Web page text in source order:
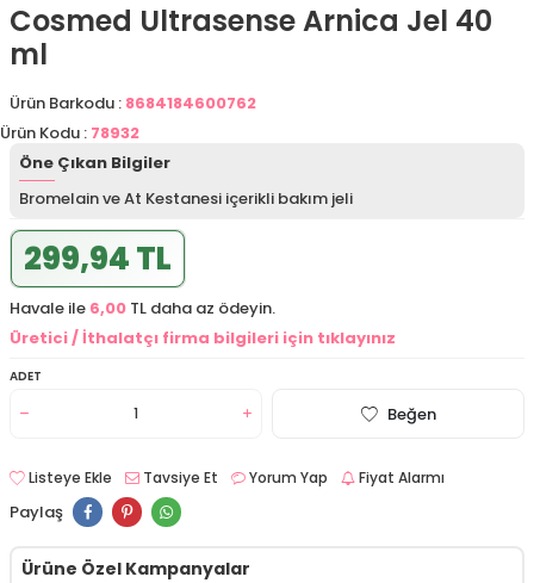
Cosmed Ultrasense Arnica Jel 40
ml
Ürün Barkodu : 8684184600762
Ürün Kodu : 78932
Öne Çıkan Bilgiler
Bromelain ve At Kestanesi içerikli bakım jeli
299,94 TL
Havale ile 6,00 TL daha az ödeyin.
Üretici / İthalatçı firma bilgileri için tıklayınız
ADET
Beğen
Listeye Ekle Tavsiye Et Yorum Yap Fiyat Alarmı
Paylaş
Ürüne Özel Kampanyalar